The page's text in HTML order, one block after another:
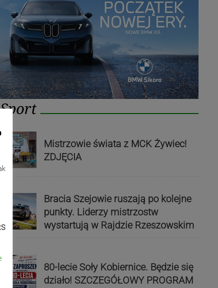
Sport
Mistrzowie świata z MCK Żywiec!
ZDJĘCIA
Bracia Szejowie ruszają po kolejne
punkty. Liderzy mistrzostw
wystartują w Rajdzie Rzeszowskim
80-lecie Soły Kobiernice. Będzie się
działo! SZCZEGÓŁOWY PROGRAM